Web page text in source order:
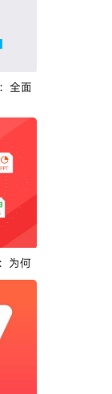
全面
为何